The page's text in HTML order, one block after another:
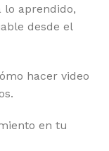
lo aprendido,
desde el
hacer video
en tu